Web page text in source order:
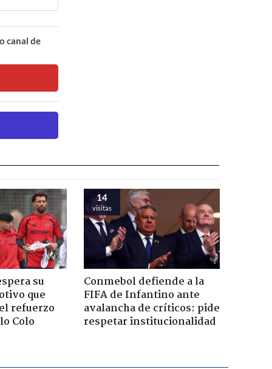
canal de
su
que
refuerzo
Colo
14
visitas
Conmebol defiende a la
FIFA de Infantino ante
avalancha de críticos: pide
respetar institucionalidad